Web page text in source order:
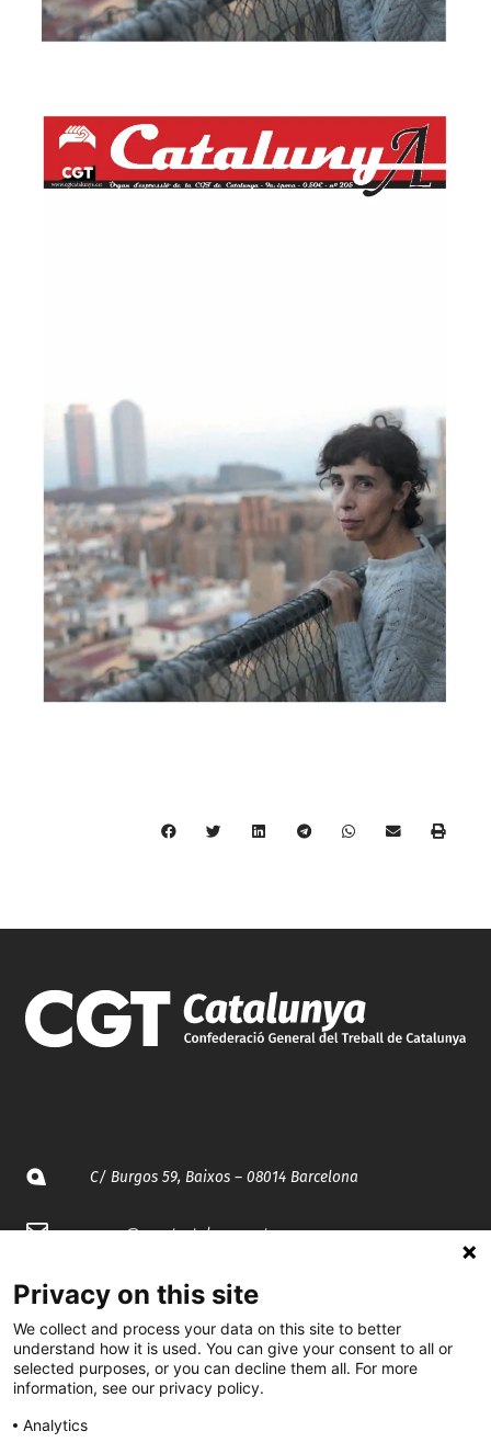
C/ Burgos 59, Baixos – 08014 Barcelona
spccc@spcgtcatalunya.cat
935 120 481
@CGTCatalunya
cgtcatalunya
CGTCatalunya
Privacy on this site
We collect and process your data on this site to better
understand how it is used. You can give your consent to all or
selected purposes, or you can decline them all. For more
information, see our privacy policy.
Analytics